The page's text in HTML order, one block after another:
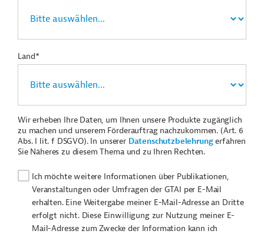
Land*
Wir erheben Ihre Daten, um Ihnen unsere Produkte zugänglich
zu machen und unserem Förderauftrag nachzukommen. (Art. 6
Abs. I lit. f DSGVO). In unserer Datenschutzbelehrungerfahren
Sie Näheres zu diesem Thema und zu Ihren Rechten.
Ich möchte weitere Informationen über Publikationen,
Veranstaltungen oder Umfragen der GTAI per E-Mail
erhalten. Eine Weitergabe meiner E-Mail-Adresse an Dritte
erfolgt nicht. Diese Einwilligung zur Nutzung meiner E-
Mail-Adresse zum Zwecke der Information kann ich